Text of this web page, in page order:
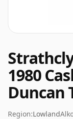
1980
Duncan
Region:Lowland